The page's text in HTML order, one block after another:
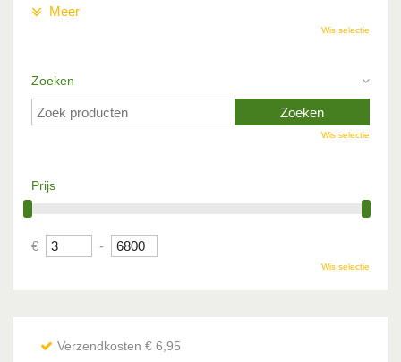
Meer
Wis selectie
Zoeken
Wis selectie
Prijs
€ -
Wis selectie
Verzendkosten € 6,95